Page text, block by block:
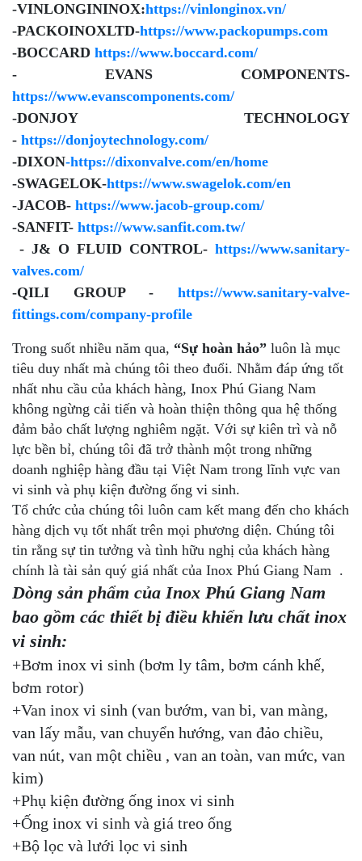
-VINLONGININOX:https://vinlonginox.vn/
-PACKOINOXLTD-https://www.packopumps.com
-BOCCARD https://www.boccard.com/
- EVANS COMPONENTS-
https://www.evanscomponents.com/
-DONJOY TECHNOLOGY
- https://donjoytechnology.com/
-DIXON-https://dixonvalve.com/en/home
-SWAGELOK-https://www.swagelok.com/en
-JACOB- https://www.jacob-group.com/
-SANFIT- https://www.sanfit.com.tw/
- J& O FLUID CONTROL- https://www.sanitary-
valves.com/
-QILI GROUP - https://www.sanitary-valve-
fittings.com/company-profile
Trong suốt nhiều năm qua, “Sự hoàn hảo” luôn là mục
tiêu duy nhất mà chúng tôi theo đuổi. Nhằm đáp ứng tốt
nhất nhu cầu của khách hàng, Inox Phú Giang Nam
không ngừng cải tiến và hoàn thiện thông qua hệ thống
đảm bảo chất lượng nghiêm ngặt. Với sự kiên trì và nỗ
lực bền bỉ, chúng tôi đã trở thành một trong những
doanh nghiệp hàng đầu tại Việt Nam trong lĩnh vực van
vi sinh và phụ kiện đường ống vi sinh.
Tổ chức của chúng tôi luôn cam kết mang đến cho khách
hàng dịch vụ tốt nhất trên mọi phương diện. Chúng tôi
tin rằng sự tin tưởng và tình hữu nghị của khách hàng
chính là tài sản quý giá nhất của Inox Phú Giang Nam .
Dòng sản phẩm của Inox Phú Giang Nam
bao gồm các thiết bị điều khiển lưu chất inox
vi sinh:
+Bơm inox vi sinh (bơm ly tâm, bơm cánh khế,
bơm rotor)
+Van inox vi sinh (van bướm, van bi, van màng,
van lấy mẫu, van chuyển hướng, van đảo chiều,
van nút, van một chiều , van an toàn, van mức, van
kim)
+Phụ kiện đường ống inox vi sinh
+Ống inox vi sinh và giá treo ống
+Bộ lọc và lưới lọc vi sinh